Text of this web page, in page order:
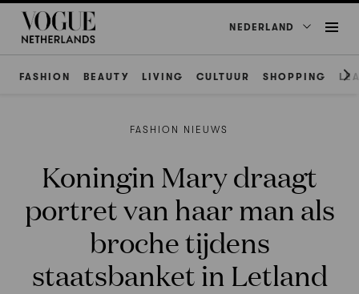
NEDERLAND
FASHION BEAUTY LIVING CULTUUR SHOPPING
FASHION NIEUWS
Koningin Mary draagt
portret van haar man als
broche tijdens
staatsbanket in Letland